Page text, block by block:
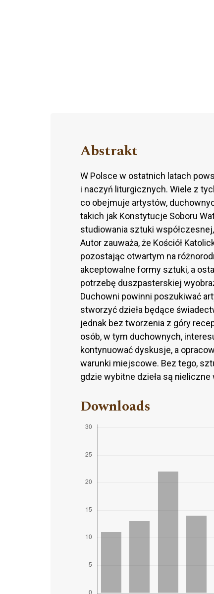
Abstrakt
W Polsce w ostatnich latach
i naczyń liturgicznych. Wiele z
co obejmuje artystów,
takich jak Konstytucje Soboru
studiowania sztuki
Autor zauważa, że Kościół
pozostając otwartym na
akceptowalne formy sztuki, a
potrzebę duszpasterskiej
Duchowni powinni poszukiwać
stworzyć dzieła będące
jednak bez tworzenia z góry
osób, w tym duchownych,
kontynuować dyskusje, a
warunki miejscowe. Bez tego,
gdzie wybitne dzieła są
Downloads